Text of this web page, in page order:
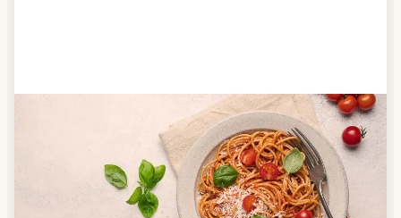
Anbieter finden
Nutzen Sie unsere große Mahlzeiten-Dienst-Suche,
um herauszufinden, welche Anbieter es in Ihrer